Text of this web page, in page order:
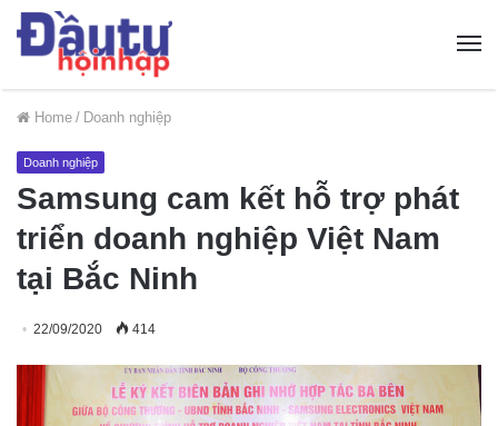
Home / Doanh nghiệp
Doanh nghiệp
Samsung cam kết hỗ trợ phát
triển doanh nghiệp Việt Nam
tại Bắc Ninh
22/09/2020 414